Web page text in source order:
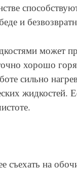
и
может
хорошо
сильно
жидкостей.
на